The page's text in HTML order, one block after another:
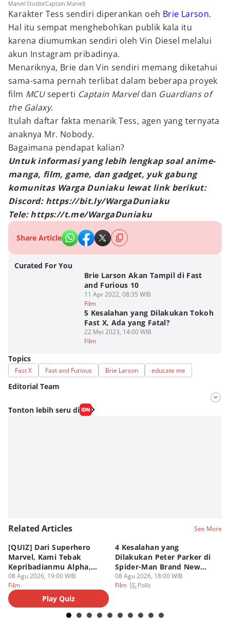
Marvel Studio/Captain Marvel)
Karakter Tess sendiri diperankan oeh Brie Larson.
Hal itu sempat menghebohkan publik kala itu
karena diumumkan sendiri oleh Vin Diesel melalui
akun Instagram pribadinya.
Menariknya, Brie dan Vin sendiri memang diketahui
sama-sama pernah terlibat dalam beberapa proyek
film MCUseperti Captain Marveldan Guardians of
the Galaxy.
Itulah daftar fakta menarik Tess, agen yang ternyata
anaknya Mr. Nobody.
Bagaimana pendapat kalian?
Untuk informasi yang lebih lengkap soal anime-
manga, film, game, dan gadget, yuk gabung
komunitas Warga Duniaku lewat link berikut:
Discord: https://bit.ly/WargaDuniaku
Tele: https://t.me/WargaDuniaku
Share Article
Curated For You
Brie Larson Akan Tampil di Fast
and Furious 10
11 Apr 2022, 08:35 WIB
Film
5 Kesalahan yang Dilakukan Tokoh
Fast X, Ada yang Fatal?
22 Mei 2023, 14:00 WIB
Film
Topics
Fast X Fast and Furious Brie Larson educate me
Editorial Team
Editor
Fahrul Razi Uni Nurullah
Tonton lebih seru di
Related Articles See More
[QUIZ] Dari Superhero
Marvel, Kami Tebak
Kepribadianmu Alpha,
Beta, atau Omega
08 Agu 2026, 19:00 WIB
Film
Play Quiz
4 Kesalahan yang
Dilakukan Peter Parker di
Spider-Man Brand New
Day
08 Agu 2026, 18:00 WIB
Film
Polls